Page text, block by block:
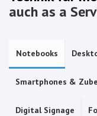
auch as a
Notebooks
Smartphones &
Digital Signage